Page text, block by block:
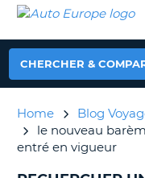
LOCATION
VOITURE
CAMPING-
CAR
AUTO
EUROPE
LOCATION
VOITURE
CAR
PARTENAIRES
SUPPORT
CHERCHER &
Home
Blog
le nouveau
entré en vigueur